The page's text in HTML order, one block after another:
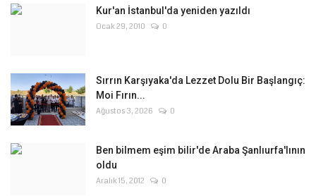
Kur'an İstanbul'da yeniden yazıldı
Ocak 29, 2010 0
Sırrın Karşıyaka'da Lezzet Dolu Bir Başlangıç:
Moi Fırın...
Ağustos 3, 2026 0
Ben bilmem eşim bilir'de Araba Şanlıurfa'lının
oldu
Aralık 15, 2012 0